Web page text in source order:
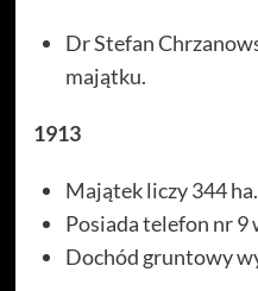
Dr Stefan
majątku.
1913
Majątek liczy 344 ha.
Posiada telefon nr
Dochód gruntowy